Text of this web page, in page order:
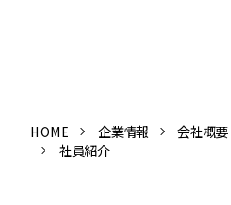
HOME 企業情報 会社概要
社員紹介